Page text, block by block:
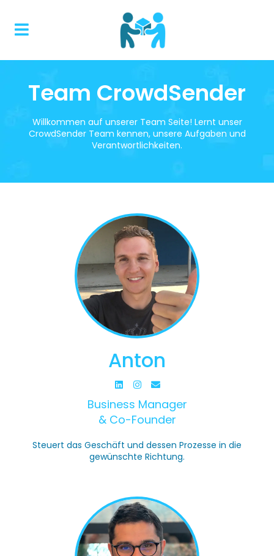
Team CrowdSender
Willkommen auf unserer Team Seite! Lernt unser
CrowdSender Team kennen, unsere Aufgaben und
Verantwortlichkeiten.
Anton
Business Manager
& Co-Founder
Steuert das Geschäft und dessen Prozesse in die
gewünschte Richtung.